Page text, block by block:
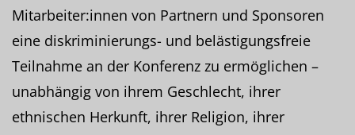
Mitarbeiter:innen von Partnern und Sponsoren
eine diskriminierungs- und belästigungsfreie
Teilnahme an der Konferenz zu ermöglichen –
unabhängig von ihrem Geschlecht, ihrer
ethnischen Herkunft, ihrer Religion, ihrer